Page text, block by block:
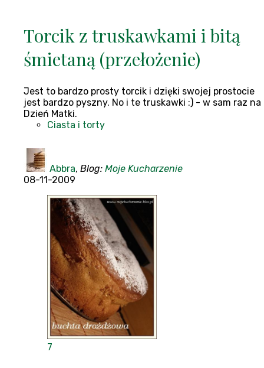
Torcik z truskawkami i bitą
śmietaną (przełożenie)
Jest to bardzo prosty torcik i dzięki swojej prostocie
jest bardzo pyszny. No i te truskawki :) - w sam raz na
Dzień Matki.
Ciasta i torty
Abbra, Blog: Moje Kucharzenie
08-11-2009
7